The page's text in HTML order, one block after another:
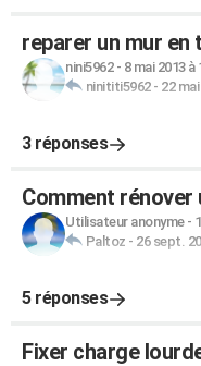
reparer un mur en
nini5962- 8 mai 2013 à
ninititi5962- 22
3 réponses
Comment rénover
Utilisateur anonyme-
Paltoz - 26 sept.
5 réponses
Fixer charge